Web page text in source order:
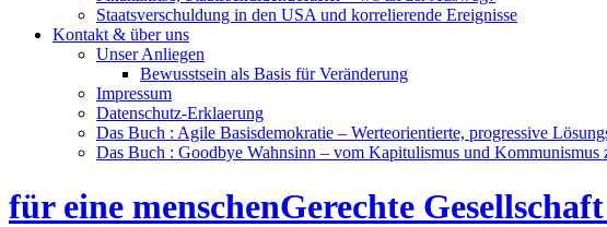
Staatsverschuldung in den USA und korrelierende Ereignisse
Kontakt & über uns
Unser Anliegen
Bewusstsein als Basis für Veränderung
Impressum
Datenschutz-Erklaerung
Das Buch : Agile Basisdemokratie – Werteorientierte, progressive
Das Buch : Goodbye Wahnsinn – vom Kapitulismus und Kommunismus
für eine menschenGerechte